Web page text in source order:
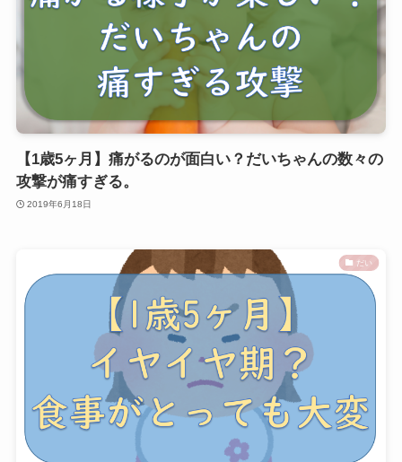
【1歳5ヶ月】痛がるのが面白い？だいちゃんの数々の
攻撃が痛すぎる。
2019年6月18日
だい